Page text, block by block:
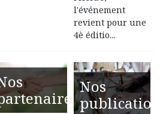
prise en charge
une évaluation rapide et une
15
l'événement
revient pour une
4è éditio...
Nos